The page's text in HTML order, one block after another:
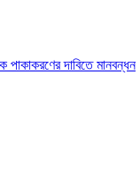
দাবিতে মানবন্ধন